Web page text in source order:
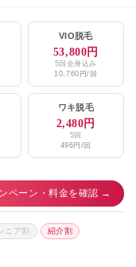
VIO脱毛
53,800円
5回全身込み
10,760円/回
ワキ脱毛
2,480円
5回
496円/回
ペーン・料金を確認 →
ニア割 紹介割